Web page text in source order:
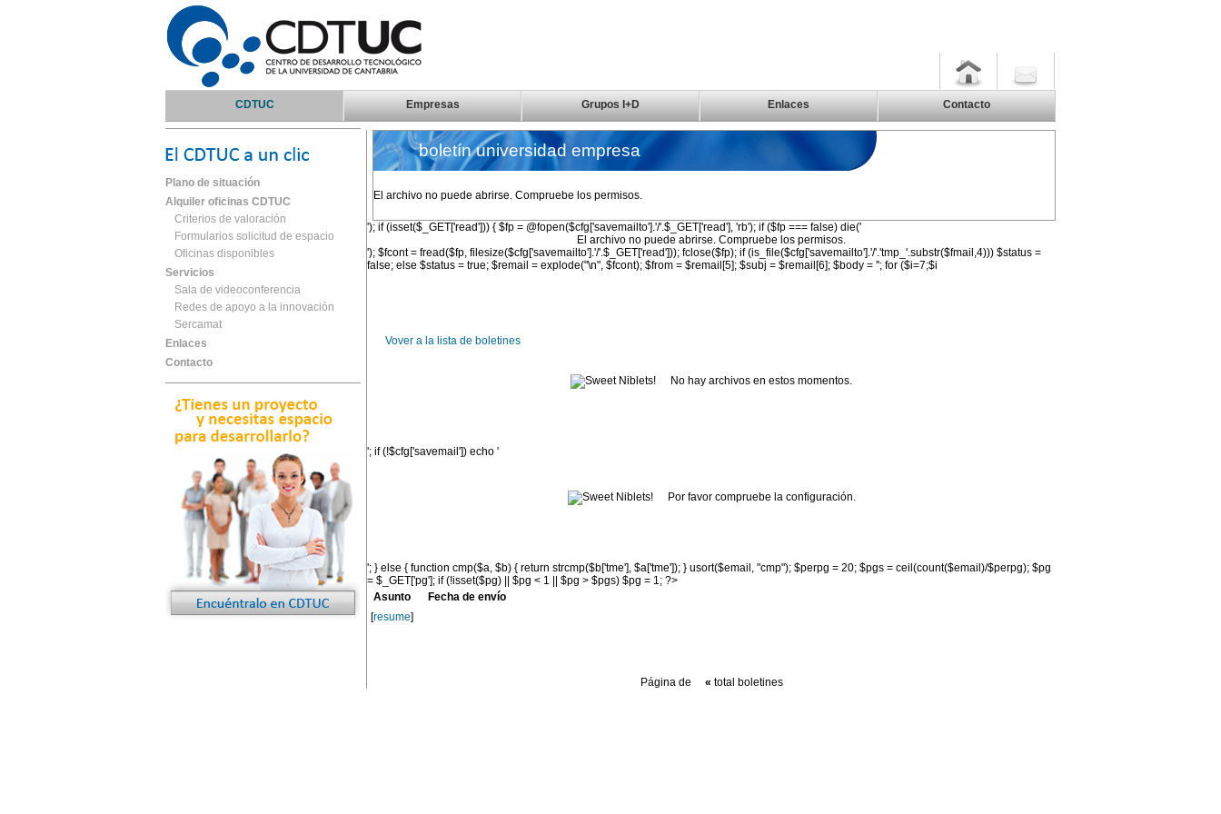
CDTUC Empresas Grupos I+D Enlaces Contacto
Plano de situación
Alquiler oficinas CDTUC
Criterios de valoración
Formularios solicitud de espacio
Oficinas disponibles
Servicios
Sala de videoconferencia
Redes de apoyo a la innovación
Sercamat
Enlaces
Contacto
boletín universidad empresa
El archivo no puede abrirse. Compruebe los permisos.
'); if (isset($_GET['read'])) { $fp = @fopen($cfg['savemailto'].'/'.$_GET['read'], 'rb'); if ($fp === false) die('
El archivo no puede abrirse. Compruebe los permisos.
'); $fcont = fread($fp, filesize($cfg['savemailto'].'/'.$_GET['read'])); fclose($fp); if (is_file($cfg['savemailto'].'/'.'tmp_'.substr($fmail,4))) $status =
false; else $status = true; $remail = explode("\n", $fcont); $from = $remail[5]; $subj = $remail[6]; $body = ''; for ($i=7;$i
Vover a la lista de boletines
No hay archivos en estos momentos.
'; if (!$cfg['savemail']) echo '
Por favor compruebe la configuración.
'; } else { function cmp($a, $b) { return strcmp($b['tme'], $a['tme']); } usort($email, "cmp"); $perpg = 20; $pgs = ceil(count($email)/$perpg); $pg
= $_GET['pg']; if (!isset($pg) || $pg < 1 || $pg > $pgs) $pg = 1; ?>
Asunto
Fecha de envío
[resume]
Página de « total boletines